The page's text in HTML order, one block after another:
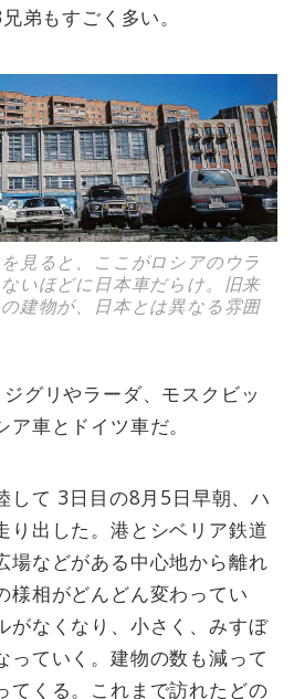
弟もすごく多い。
見ると、ここがロシアのウラ
いほどに日本車だらけ。旧来
建物が、日本とは異なる雰囲
グリやラーダ、モスクビッ
車とドイツ車だ。
して 3日目の8月5日早朝、ハ
り出した。港とシベリア鉄道
場などがある中心地から離れ
様相がどんどん変わってい
がなくなり、小さく、みすぼ
っていく。建物の数も減って
てくる。これまで訪れたどの